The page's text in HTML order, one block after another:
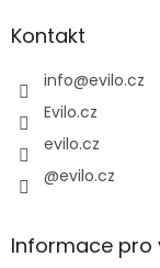
aKontakt
info@evilo.cz
Evilo.cz
evilo.cz
@evilo.cz
Informace pro